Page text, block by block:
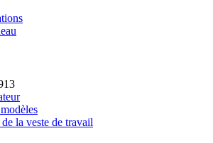
la veste de travail